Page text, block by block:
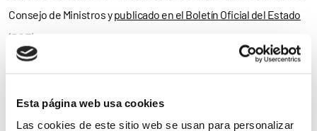
Esta página web usa cookies
Las cookies de este sitio web se usan para personalizar
Consejo de Ministros ypublicado en el Boletín Oficial del Estado
(BOE).
Concretamente, la reforma delEstatuto del Trabajo Autónomo